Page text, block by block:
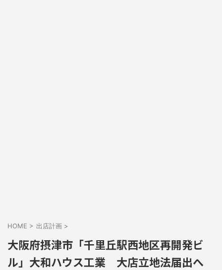
HOME > 出店計画 >
大阪府摂津市「千里丘駅西地区再開発ビ
ル」大和ハウス工業 大店立地法届出へ